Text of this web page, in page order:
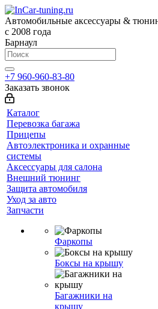
Автомобильные аксессуары &
с 2008 года
Барнаул
+7 960-960-83-80
Заказать звонок
Каталог
Перевозка багажа
Прицепы
Автоэлектроника и охранные
системы
Аксессуары для салона
Внешний тюнинг
Защита автомобиля
Уход за авто
Запчасти
Фаркопы
Боксы на крышу
Багажники на
крышу